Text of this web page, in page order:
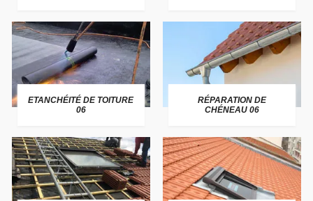
ETANCHÉITÉ DE TOITURE
06
RÉPARATION DE
CHÉNEAU 06